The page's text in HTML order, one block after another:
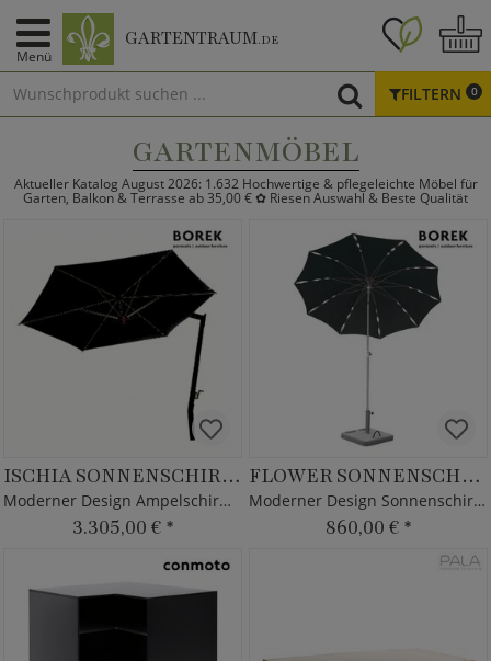
Menü
GARTENTRAUM.DE
FILTERN 0
GARTENMÖBEL
Aktueller Katalog August 2026: 1.632 Hochwertige & pflegeleichte Möbel für
Garten, Balkon & Terrasse ab 35,00 € ✿ Riesen Auswahl & Beste Qualität
ISCHIA SONNENSCHIRM GRAPHITE
Moderner Design Ampelschirm von Borek - neigbar
3.305,00 € *
FLOWER SONNENSCHIRM
Moderner Design Sonnenschirm von Borek - rund
860,00 € *